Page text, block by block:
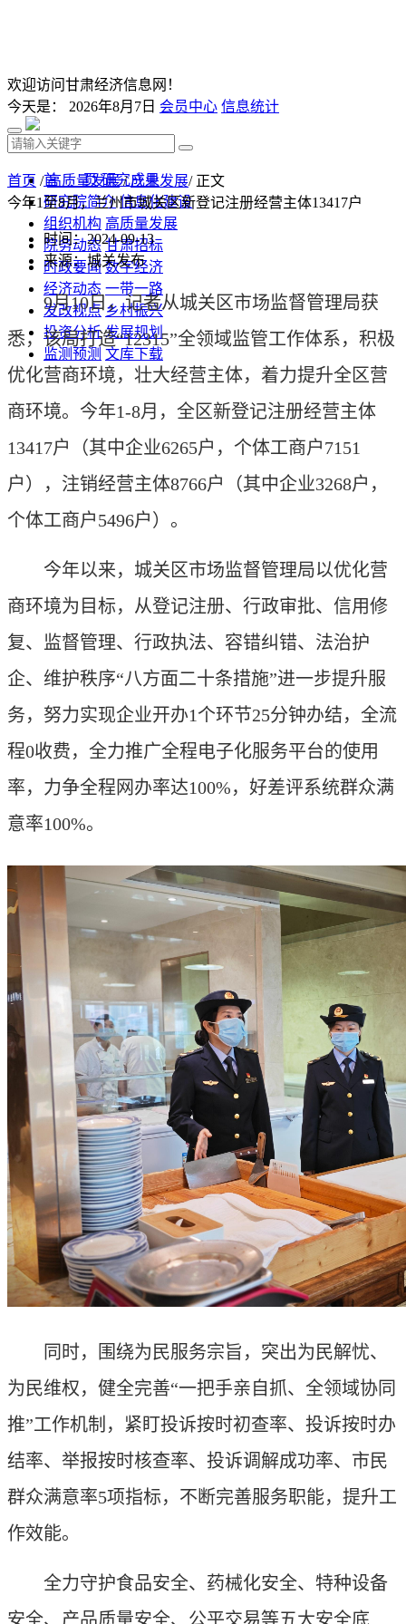
欢迎访问甘肃经济信息网！
今天是： 2026年8月7日 会员中心 信息统计
首 页 研究成果
研究院简介 信息化建设
组织机构 高质量发展
院务动态 甘肃招标
时政要闻 数字经济
经济动态 一带一路
发改视点 乡村振兴
投资分析 发展规划
监测预测 文库下载
首页 /高质量发展/产业发展/ 正文
今年1至8月，兰州市城关区新登记注册经营主体13417户
时间：2024-09-13
来源：城关发布
9月10日，记者从城关区市场监督管理局获
悉，该局打造“12315”全领域监管工作体系，积极
优化营商环境，壮大经营主体，着力提升全区营
商环境。今年1-8月，全区新登记注册经营主体
13417户（其中企业6265户，个体工商户7151
户），注销经营主体8766户（其中企业3268户，
个体工商户5496户）。
今年以来，城关区市场监督管理局以优化营
商环境为目标，从登记注册、行政审批、信用修
复、监督管理、行政执法、容错纠错、法治护
企、维护秩序“八方面二十条措施”进一步提升服
务，努力实现企业开办1个环节25分钟办结，全流
程0收费，全力推广全程电子化服务平台的使用
率，力争全程网办率达100%，好差评系统群众满
意率100%。
同时，围绕为民服务宗旨，突出为民解忧、
为民维权，健全完善“一把手亲自抓、全领域协同
推”工作机制，紧盯投诉按时初查率、投诉按时办
结率、举报按时核查率、投诉调解成功率、市民
群众满意率5项指标，不断完善服务职能，提升工
作效能。
全力守护食品安全、药械化安全、特种设备
安全、产品质量安全、公平交易等五大安全底